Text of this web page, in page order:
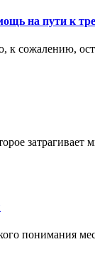
на пути к
к сожалению,
понимания